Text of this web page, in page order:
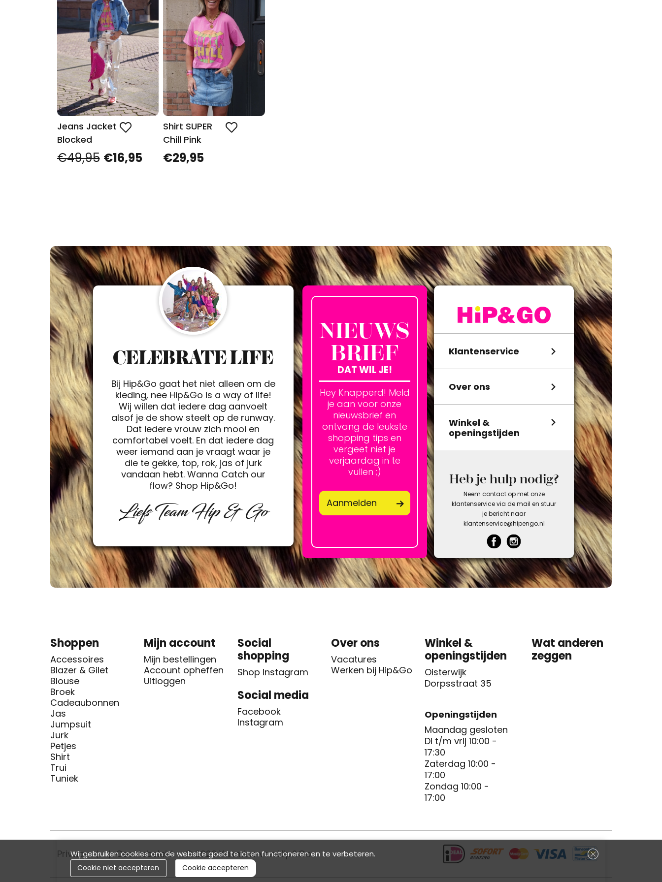
Jeans Jacket
Blocked
€49,95 €16,95
Shirt SUPER
Chill Pink
€29,95
CELEBRATE LIFE
Bij Hip&Go gaat het niet alleen om de
kleding, nee Hip&Go is a way of life!
Wij willen dat iedere dag aanvoelt
alsof je de show steelt op de runway.
Dat iedere vrouw zich mooi en
comfortabel voelt. En dat iedere dag
weer iemand aan je vraagt waar je
die te gekke, top, rok, jas of jurk
vandaan hebt. Wanna Catch our
flow? Shop Hip&Go!
Liefs Team Hip & Go
NIEUWS
BRIEF
DAT WIL JE!
Hey Knapperd! Meld
je aan voor onze
nieuwsbrief en
ontvang de leukste
shopping tips en
vergeet niet je
verjaardag in te
vullen ;)
Aanmelden
Klantenservice
Over ons
Winkel &
openingstijden
Heb je hulp nodig?
Neem contact op met onze
klantenservice via de mail en stuur
je bericht naar
klantenservice@hipengo.nl
Shoppen
Accessoires
Blazer & Gilet
Blouse
Broek
Cadeaubonnen
Jas
Jumpsuit
Jurk
Petjes
Shirt
Trui
Tuniek
Mijn account
Mijn bestellingen
Account opheffen
Uitloggen
Social
shopping
Shop Instagram
Social media
Facebook
Instagram
Over ons
Vacatures
Werken bij Hip&Go
Winkel &
openingstijden
Oisterwijk
Dorpsstraat 35
Openingstijden
Maandag gesloten
Di t/m vrij 10:00 -
17:30
Zaterdag 10:00 -
17:00
Zondag 10:00 -
17:00
Wat anderen
zeggen
Privacy Cookiebeleid © 2026 Yasmine van Hip&Go
Wij gebruiken cookies om de website goed te laten functioneren en te verbeteren.